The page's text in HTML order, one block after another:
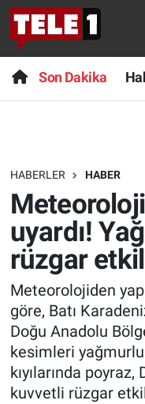
Son Dakika
HABERLER HABER
uyardı!
rüzgar
Meteorolojiden
göre, Batı
Doğu Anadolu
kesimleri
kıyılarında
kuvvetli rüzgar
Anında Manşet
Başka Sohbetler
Bilim turu
Bilim ve
Doğa Konuşuyor
Dünya
Ege Saati
Ege'den
Son Dakika
Haber
Dünya
Teknoloji
Sağlık
Spor
Yayın Akışı
İletişim
Nöbetçi
Hava Durumu
Trafik Durumu
Süper Lig Puan
Tüm Manşetler
Son Dakika
Haber Arşivi